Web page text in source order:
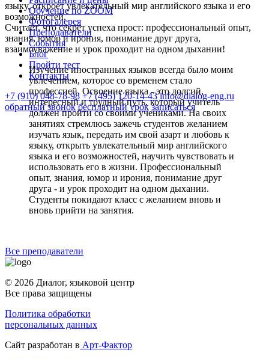
Обучение по ZOOM
Фотогалерея
Преподаватели
События
Блог
Пройти тест
Контакты
+7 (910) 048-78-98 +7 (495) 120-14-43 info@dialog-eng.ru
обратный звонок бесплатный урок записаться
языку, откроет увлекательный мир английского языка и его
возможностей.
Считает, что секрет успеха прост: профессиональный опыт,
знания, юмор и ирония, понимание друг друга,
взаимоуважение и урок проходит на одном дыхании!
Изучение иностранных языков всегда было моим
увлечением, которое со временем стало
профессией. Освоение языка - это долгий,
интересный и трудный путь, который учитель
должен пройти со своими учениками. На своих
занятиях стремлюсь зажечь студентов желанием
изучать язык, передать им свой азарт и любовь к
языку, открыть увлекательный мир английского
языка и его возможностей, научить чувствовать и
использовать его в жизни. Профессиональный
опыт, знания, юмор и ирония, понимание друг
друга - и урок проходит на одном дыхании.
Студенты покидают класс с желанием вновь и
вновь прийти на занятия.
Все преподаватели
© 2026 Диалог, языковой центр
Все права защищены
Политика обработки
персональных данных
Сайт разработан в Арт-Фактор